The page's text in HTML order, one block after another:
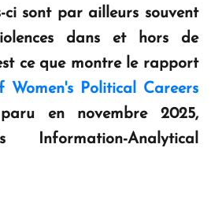
ci sont par ailleurs souvent
dans et hors de
ce que montre le rapport
Women's Political Careers
en novembre 2025,
Information-Analytical